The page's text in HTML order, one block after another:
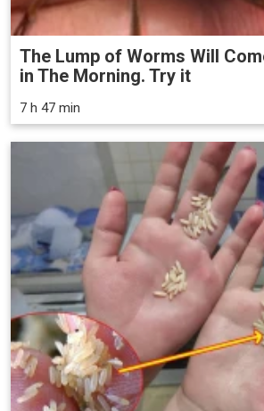
The Lump of Worms Will
in The Morning. Try it
7 h 47 min